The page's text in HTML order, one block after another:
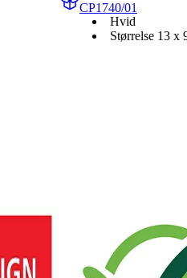
CP1740/01
Hvid
Størrelse 13 x